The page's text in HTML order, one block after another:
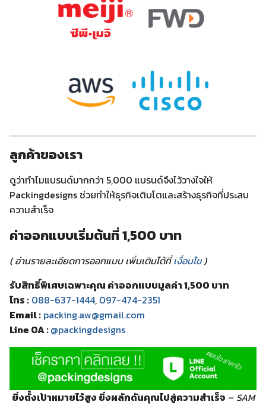
ลูกค้าของเรา
ดูว่าทำไมแบรนด์มากกว่า 5,000 แบรนด์จึงไว้วางใจให้
Packingdesigns ช่วยทำให้ธุรกิจเติบโตและสร้างธุรกิจที่ประสบ
ความสำเร็จ
ค่าออกแบบเริ่มต้นที่ 1,500 บาท
( อ่านรายละเอียดการออกแบบ เพิ่มเติมได้ที่เงื่อนไข)
รับสิทธิ์พิเศษเฉพาะคุณ ค่าออกแบบมูลค่า 1,500 บาท
โทร : 088-637-1444, 097-474-2351
Email : packing.aw@gmail.com
Line OA :@packingdesigns
ยิ่งตั้งเป้าหมายไว้สูง ยิ่งผลักดันคุณไปสู่ความสำเร็จ – SAM